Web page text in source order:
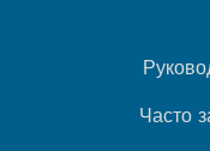
Часто